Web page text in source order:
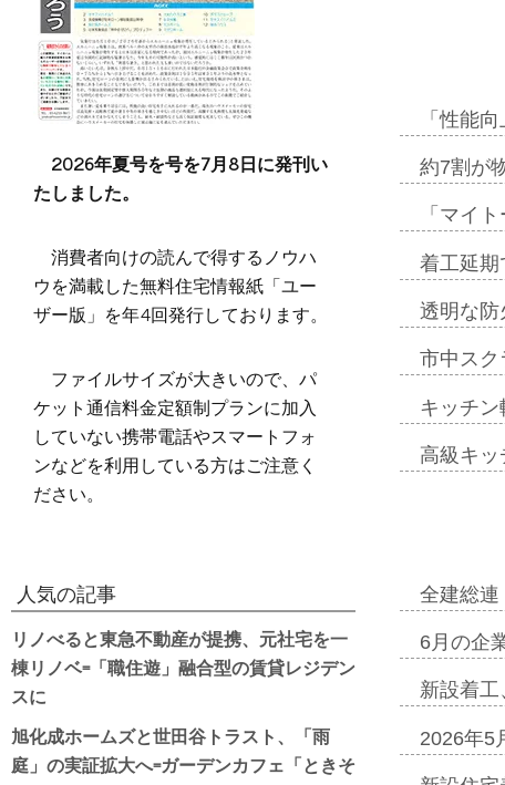
「性能
約7割が
「マイ
着工延
透明な防
市中ス
キッチ
高級キ
全建総
6月の企
新設着
2026年5
2026年夏号を号を7月8日に発刊い
たしました。
消費者向けの読んで得するノウハ
ウを満載した無料住宅情報紙「ユー
ザー版」を年4回発行しております。
ファイルサイズが大きいので、パ
ケット通信料金定額制プランに加入
していない携帯電話やスマートフォ
ンなどを利用している方はご注意く
ださい。
人気の記事
リノべると東急不動産が提携、元社宅を一
棟リノベ=「職住遊」融合型の賃貸レジデン
スに
旭化成ホームズと世田谷トラスト、「雨
庭」の実証拡大へ=ガーデンカフェ「ときそ